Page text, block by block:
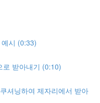
시 (0:33)
로 받아내기 (0:10)
셔닝하여 제자리에서 받아